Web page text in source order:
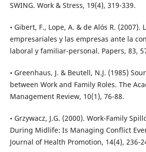
SWING. Work & Stress, 19(4), 319-339.
• Gibert, F., Lope, A. & de Alós R. (2007).
empresariales y las empresas ante la
laboral y familiar-personal. Papers, 83,
• Greenhaus, J. & Beutell, N.J. (1985)
between Work and Family Roles. The
Management Review, 10(1), 76-88.
• Grzywacz, J.G. (2000). Work-Family
During Midlife: Is Managing Conflict
Journal of Health Promotion, 14(4), 236-